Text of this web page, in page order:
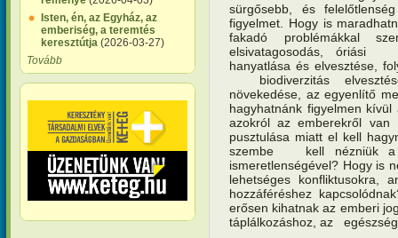
Isten, én, az Egyház, az
emberiség, a teremtés
keresztútja (2026-03-27)
Tovább
sürgősebb, és
figyelmet. Hogy is
fakadó problémákkal
elsivatagosodás, óriási
hanyatlása és elvesztése,
biodiverzitás
növekedése, az egyenlítő
hagyhatnánk figyelmen kívül
azokról az emberekről
pusztulása miatt el kell
szembe kell nézniük a
ismeretlenségével? Hogy is
lehetséges konfliktusokra,
hozzáféréshez
erősen kihatnak az emberi
táplálkozáshoz, az